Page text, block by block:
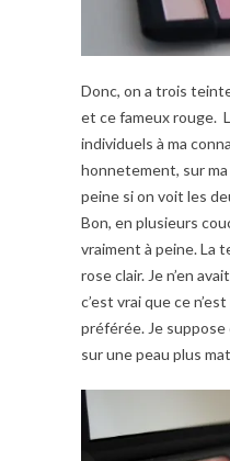
Donc, on a trois
et ce fameux rouge.
individuels à ma
honnetement, sur ma
peine si on voit les
Bon, en plusieurs
vraiment à peine. La
rose clair. Je n’en
c’est vrai que ce
préférée. Je
sur une peau plus